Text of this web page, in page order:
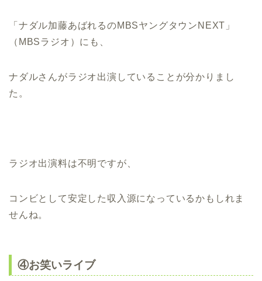
「ナダル加藤あばれるのMBSヤングタウンNEXT」
（MBSラジオ）にも、
ナダルさんがラジオ出演していることが分かりまし
た。
ラジオ出演料は不明ですが、
コンビとして安定した収入源になっているかもしれま
せんね。
④お笑いライブ